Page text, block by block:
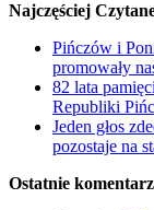
Najczęściej
Pińczów i
promowały
82 lata
Republiki
Jeden głos
pozostaje na
Ostatnie